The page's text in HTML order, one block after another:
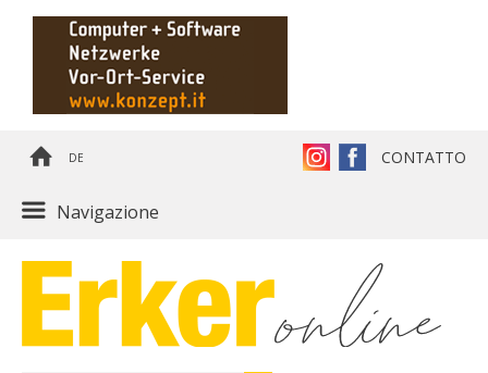
DE CONTATTO
Navigazione